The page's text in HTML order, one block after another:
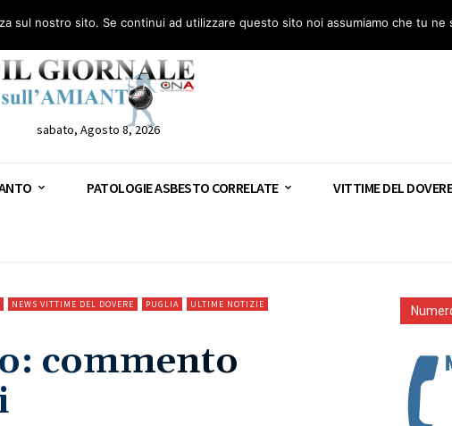
legale gratuita: civile, penale e lavoro Segnala – AGN Segnala – Repac
sabato, Agosto 8, 2026
PATOLOGIE ASBESTO CORRELATE VITTIME DEL DOVERE
NEWS VITTIME DEL DOVERE PUGLIA
ULTIME NOTIZIE
commento
sul nostro sito. Se continui ad utilizzare questo sito noi assumiamo che tu ne